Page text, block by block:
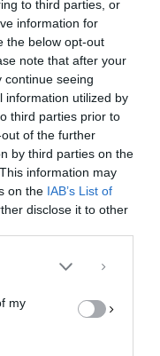
to third parties, or
information for
the below opt-out
note that after your
continue seeing
information utilized by
third parties prior to
of the further
by third parties on the
information may
on the IAB’s List of
disclose it to other
my
τεχνολογίες όπως
σε πληροφορίες συσκευών.
επιτρέψει να
όπως συμπεριφορά
μπορεί να επηρεάσει
ανάμεσα
καρχαριοειδές.